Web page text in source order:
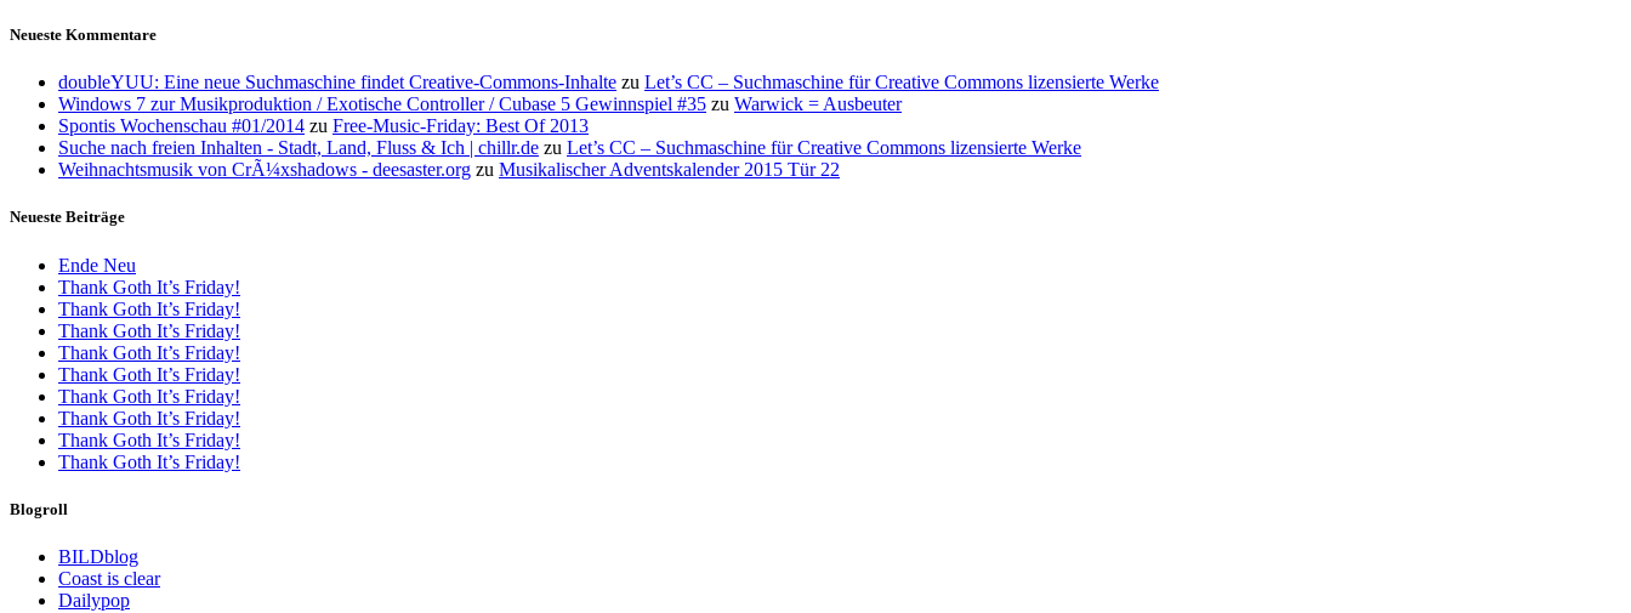
Neueste Kommentare
doubleYUU: Eine neue Suchmaschine findet Creative-Commons-Inhalte zu Let’s CC – Suchmaschine für Creative Commons lizensierte Werke
Windows 7 zur Musikproduktion / Exotische Controller / Cubase 5 Gewinnspiel #35 zu Warwick = Ausbeuter
Spontis Wochenschau #01/2014 zu Free-Music-Friday: Best Of 2013
Suche nach freien Inhalten - Stadt, Land, Fluss & Ich | chillr.de zu Let’s CC – Suchmaschine für Creative Commons lizensierte Werke
Weihnachtsmusik von CrÃ¼xshadows - deesaster.org zu Musikalischer Adventskalender 2015 Tür 22
Neueste Beiträge
Ende Neu
Thank Goth It’s Friday!
Thank Goth It’s Friday!
Thank Goth It’s Friday!
Thank Goth It’s Friday!
Thank Goth It’s Friday!
Thank Goth It’s Friday!
Thank Goth It’s Friday!
Thank Goth It’s Friday!
Thank Goth It’s Friday!
Blogroll
BILDblog
Coast is clear
Dailypop